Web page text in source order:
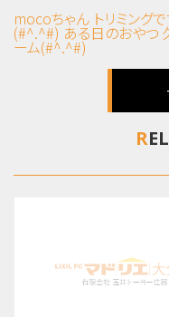
mocoちゃん トリミング
(#^.^#) ある日のおやつ
ーム(#^.^#)